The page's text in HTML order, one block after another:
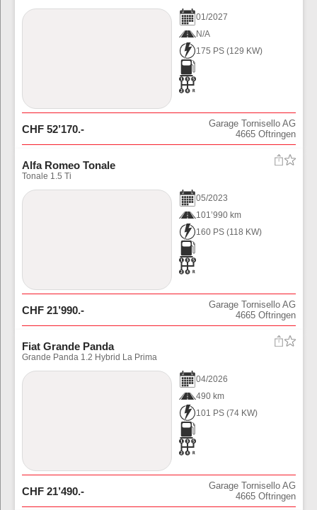
01/2027
N/A
175 PS (129 KW)
CHF 52’170.-
Garage Tornisello AG
4665 Oftringen
Alfa Romeo Tonale
Tonale 1.5 Ti
05/2023
101’990 km
160 PS (118 KW)
CHF 21’990.-
Garage Tornisello AG
4665 Oftringen
Fiat Grande Panda
Grande Panda 1.2 Hybrid La Prima
04/2026
490 km
101 PS (74 KW)
CHF 21’490.-
Garage Tornisello AG
4665 Oftringen